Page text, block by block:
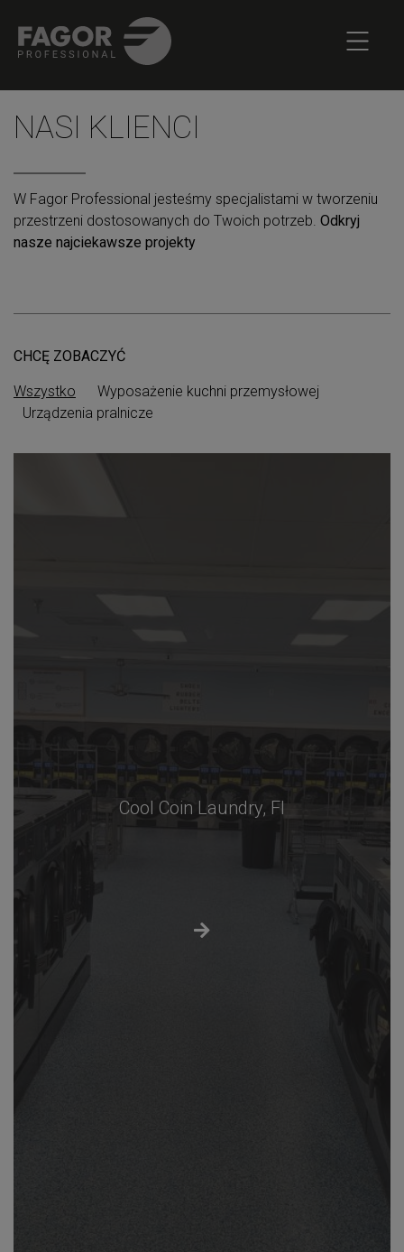
NASI KLIENCI
W Fagor Professional jesteśmy specjalistami w tworzeniu
przestrzeni dostosowanych do Twoich potrzeb. Odkryj
nasze najciekawsze projekty
CHCĘ ZOBACZYĆ
Wszystko
Wyposażenie kuchni przemysłowej
Urządzenia pralnicze
Cool Coin Laundry, Fl